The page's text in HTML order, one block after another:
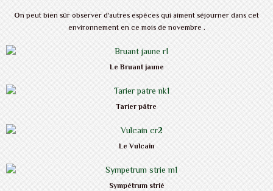
On peut bien sûr observer d'autres espèces qui aiment séjourner dans cet
environnement en ce mois de novembre .
Le Bruant jaune
Tarier pâtre
Le Vulcain
Sympétrum strié